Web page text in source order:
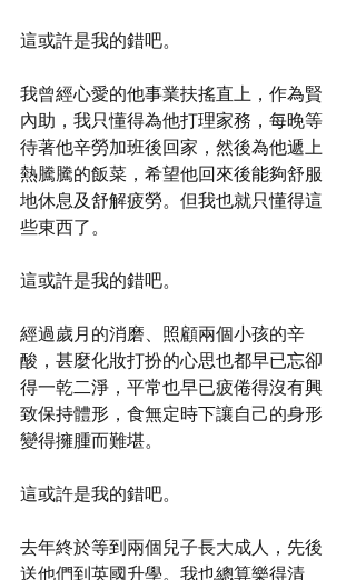
這或許是我的錯吧。
我曾經心愛的他事業扶搖直上，作為賢
內助，我只懂得為他打理家務，每晚等
待著他辛勞加班後回家，然後為他遞上
熱騰騰的飯菜，希望他回來後能夠舒服
地休息及舒解疲勞。但我也就只懂得這
些東西了。
這或許是我的錯吧。
經過歲月的消磨、照顧兩個小孩的辛
酸，甚麼化妝打扮的心思也都早已忘卻
得一乾二淨，平常也早已疲倦得沒有興
致保持體形，食無定時下讓自己的身形
變得擁腫而難堪。
這或許是我的錯吧。
去年終於等到兩個兒子長大成人，先後
送他們到英國升學。我也總算樂得清